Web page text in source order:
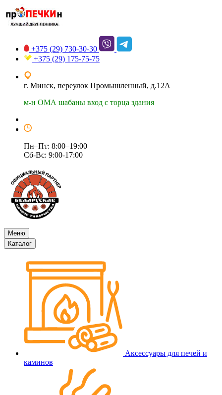
+375 (29) 730-30-30
+375 (29) 175-75-75
г. Минск, переулок Промышленный, д.12А
м-н ОМА шабаны вход с торца здания
Пн–Пт: 8:00–19:00
Сб-Вс: 9:00-17:00
Меню
Каталог
Аксессуары для печей и
каминов